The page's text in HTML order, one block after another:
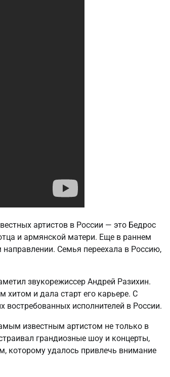
артистов в России — это Бедрос
и армянской матери. Еще в раннем
направлении. Семья переехала в Россию,
звукорежиссер Андрей Разихин.
и дала старт его карьере. С
исполнителей в России.
известным артистом не только в
грандиозные шоу и концерты,
которому удалось привлечь внимание